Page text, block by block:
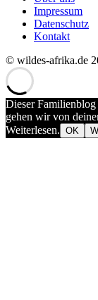
Impressum
Datenschutz
Kontakt
© wildes-afrika.de
Dieser
gehen wir von
Weiterlesen. OK